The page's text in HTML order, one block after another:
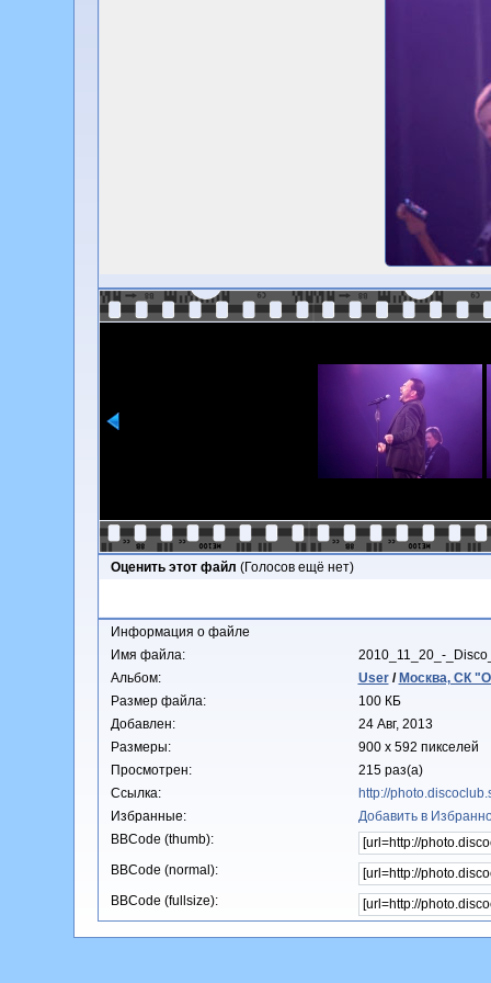
Оценить этот файл (Голосов ещё нет)
Информация о файле
Имя файла:
2010_11_20_-
Альбом:
User/ Москва, СК
Размер файла:
100 КБ
Добавлен:
24 Авг, 2013
Размеры:
900 x 592 пикселей
Просмотрен:
215 раз(а)
Ссылка:
http://
Избранные:
Добавить в
BBCode (thumb):
BBCode (normal):
BBCode (fullsize):